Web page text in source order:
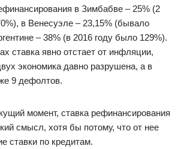
в Зимбабве – 25% (2
в Венесуэле – 23,15% (бывало
– 38% (в 2016 году было 129%).
ставка явно отстает от инфляции,
экономика давно разрушена, а в
9 дефолтов.
момент, ставка рефинансирования
смысл, хотя бы потому, что от нее
ставки по кредитам.